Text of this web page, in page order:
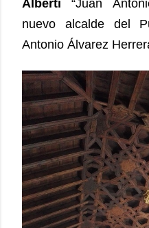
Alberti “Juan
nuevo alcalde del
Antonio Álvarez